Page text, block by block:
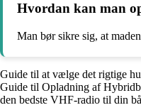
Hvordan kan man
Man bør sikre sig, at
Guide til at vælge det rigtige
Guide til Opladning af
den bedste VHF-radio til din